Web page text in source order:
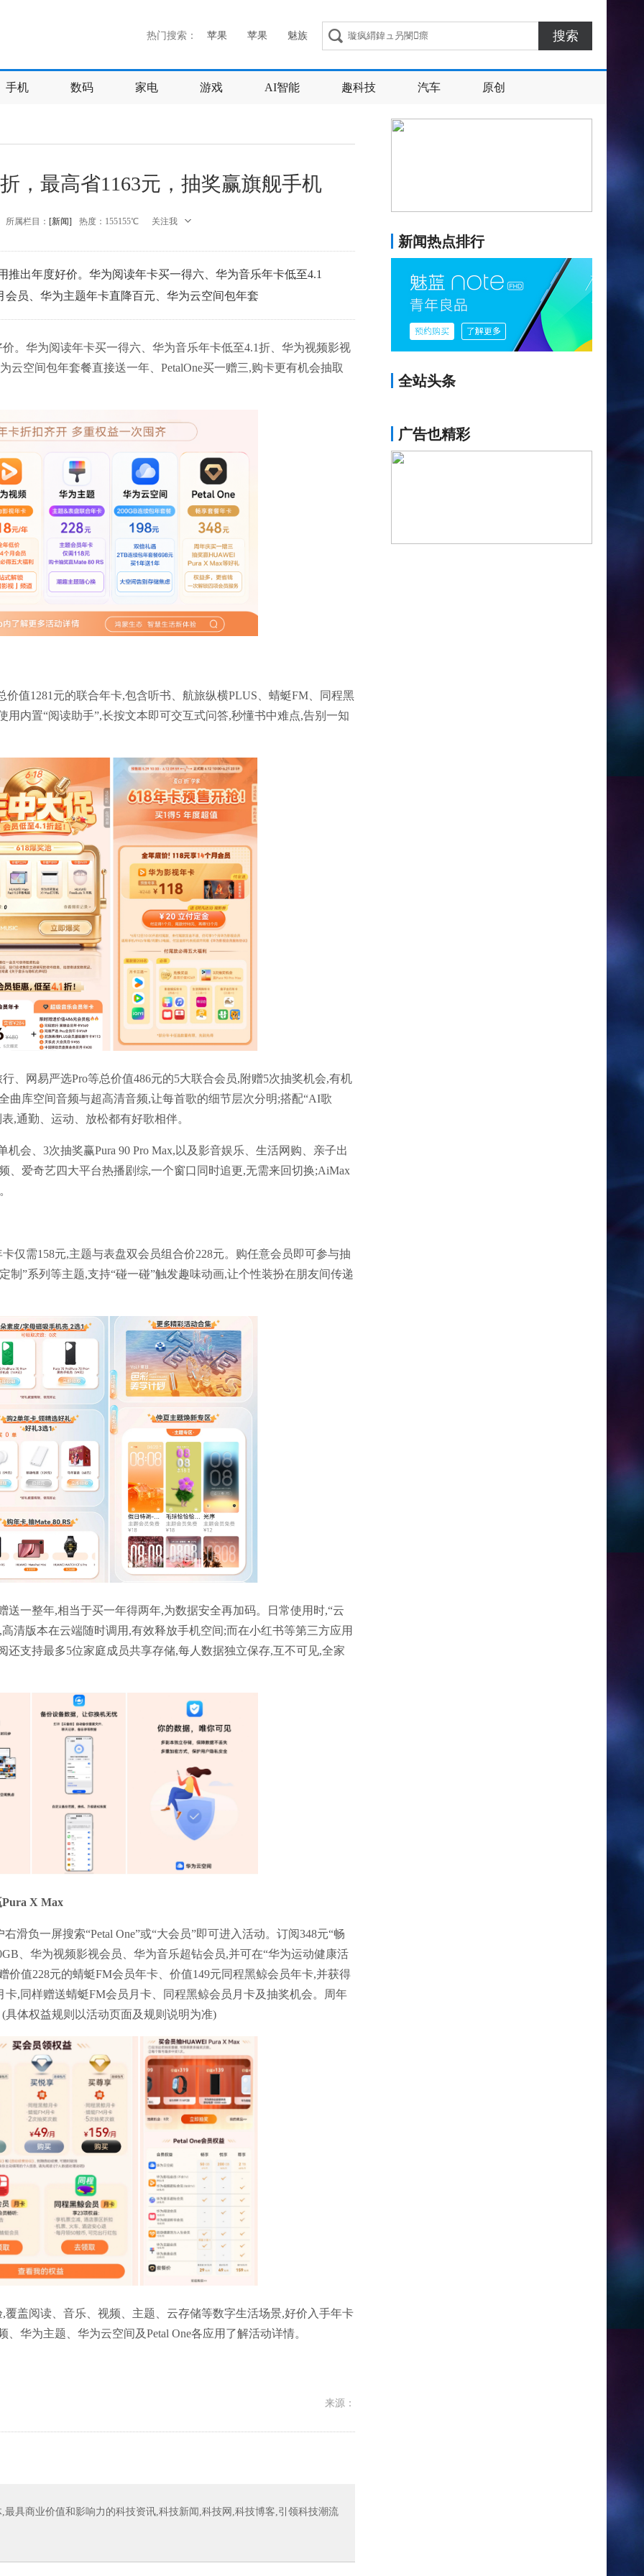
搜索
热门搜索： 苹果 苹果 魅族
手机 数码 家电 游戏 AI智能 趣科技 汽车 原创
，最高省1163元，抽奖赢旗舰手机
所属栏目： [新闻] 热度： 155155℃ 关注我
推出年度好价。华为阅读年卡买一得六、华为音乐年卡低至4.1
会员、华为主题年卡直降百元、华为云空间包年套
。华为阅读年卡买一得六、华为音乐年卡低至4.1折、华为视频影视
云空间包年套餐直接送一年、PetalOne买一赠三,购卡更有机会抽取
价值1281元的联合年卡,包含听书、航旅纵横PLUS、蜻蜓FM、同程黑
内置“阅读助手”,长按文本即可交互式问答,秒懂书中难点,告别一知
、网易严选Pro等总价值486元的5大联合会员,附赠5次抽奖机会,有机
曲库空间音频与超高清音频,让每首歌的细节层次分明;搭配“AI歌
,通勤、运动、放松都有好歌相伴。
会、3次抽奖赢Pura 90 Pro Max,以及影音娱乐、生活网购、亲子出
、爱奇艺四大平台热播剧综,一个窗口同时追更,无需来回切换;AiMax
仅需158元,主题与表盘双会员组合价228元。购任意会员即可参与抽
制”系列等主题,支持“碰一碰”触发趣味动画,让个性装扮在朋友间传递
送一整年,相当于买一年得两年,为数据安全再加码。日常使用时,“云
清版本在云端随时调用,有效释放手机空间;而在小红书等第三方应用
支持最多5位家庭成员共享存储,每人数据独立保存,互不可见,全家
Pura X Max
滑负一屏搜索“Petal One”或“大会员”即可进入活动。订阅348元“畅
、华为视频影视会员、华为音乐超钻会员,并可在“华为运动健康活
价值228元的蜻蜓FM会员年卡、价值149元同程黑鲸会员年卡,并获得
,同样赠送蜻蜓FM会员月卡、同程黑鲸会员月卡及抽奖机会。周年
具体权益规则以活动页面及规则说明为准)
盖阅读、音乐、视频、主题、云存储等数字生活场景,好价入手年卡
华为主题、华为云空间及Petal One各应用了解活动详情。
来源：
具商业价值和影响力的科技资讯,科技新闻,科技网,科技博客,引领科技潮流
新闻热点排行
全站头条
广告也精彩